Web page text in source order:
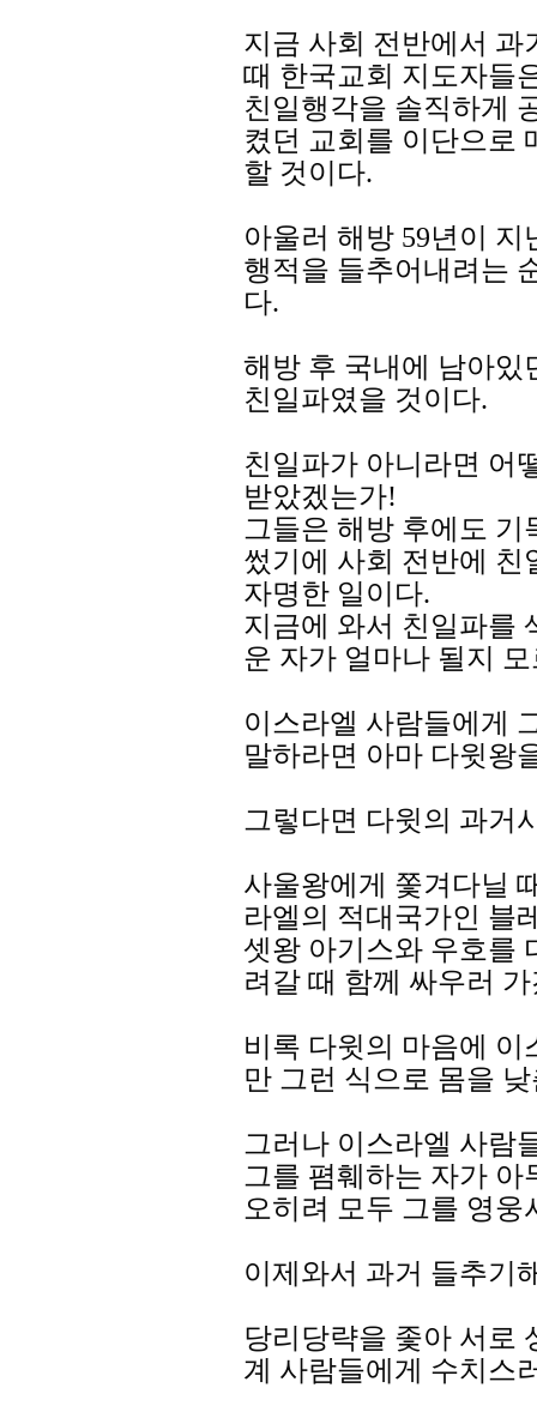
지금 사회 전반에서 과
때 한국교회 지도자들
친일행각을 솔직하게
켰던 교회를 이단으로
할 것이다.
아울러 해방 59년이
행적을 들추어내려는
다.
해방 후 국내에 남아있
친일파였을 것이다.
친일파가 아니라면 어
받았겠는가!
그들은 해방 후에도
썼기에 사회 전반에 친
자명한 일이다.
지금에 와서 친일파를
운 자가 얼마나 될지
이스라엘 사람들에게
말하라면 아마 다윗왕
그렇다면 다윗의 과거
사울왕에게 쫓겨다닐
라엘의 적대국가인 블
셋왕 아기스와 우호를
려갈 때 함께 싸우러
비록 다윗의 마음에
만 그런 식으로 몸을
그러나 이스라엘 사람
그를 폄훼하는 자가 아
오히려 모두 그를 영웅
이제와서 과거 들추기
당리당략을 좇아 서로
계 사람들에게 수치스